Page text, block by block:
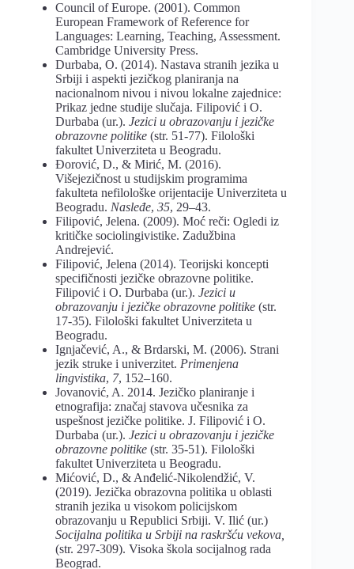
Council of Europe. (2001). Common
European Framework of Reference for
Languages: Learning, Teaching, Assessment.
Cambridge University Press.
Durbaba, O. (2014). Nastava stranih jezika u
Srbiji i aspekti jezičkog planiranja na
nacionalnom nivou i nivou lokalne zajednice:
Prikaz jedne studije slučaja. Filipović i O.
Durbaba (ur.). Jezici u obrazovanju i jezičke
obrazovne politike (str. 51-77). Filološki
fakultet Univerziteta u Beogradu.
Đorović, D., & Mirić, M. (2016).
Višejezičnost u studijskim programima
fakulteta nefilološke orijentacije Univerziteta u
Beogradu. Nasleđe, 35, 29–43.
Filipović, Jelena. (2009). Moć reči: Ogledi iz
kritičke sociolingivistike. Zadužbina
Andrejević.
Filipović, Jelena (2014). Teorijski koncepti
specifičnosti jezičke obrazovne politike.
Filipović i O. Durbaba (ur.). Jezici u
obrazovanju i jezičke obrazovne politike (str.
17-35). Filološki fakultet Univerziteta u
Beogradu.
Ignjačević, A., & Brdarski, M. (2006). Strani
jezik struke i univerzitet. Primenjena
lingvistika, 7, 152–160.
Jovanović, A. 2014. Jezičko planiranje i
etnografija: značaj stavova učesnika za
uspešnost jezičke politike. J. Filipović i O.
Durbaba (ur.). Jezici u obrazovanju i jezičke
obrazovne politike (str. 35-51). Filološki
fakultet Univerziteta u Beogradu.
Mićović, D., & Anđelić-Nikolendžić, V.
(2019). Jezička obrazovna politika u oblasti
stranih jezika u visokom policijskom
obrazovanju u Republici Srbiji. V. Ilić (ur.)
Socijalna politika u Srbiji na raskršću vekova,
(str. 297-309). Visoka škola socijalnog rada
Beograd.